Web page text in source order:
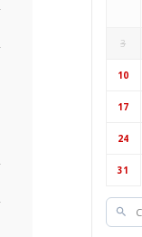
3
10
17
24
31